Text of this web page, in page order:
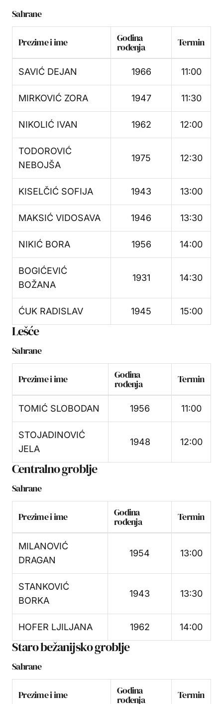
Sahrane
Prezime i ime Godina
rođenja Termin
SAVIĆ DEJAN 1966 11:00
MIRKOVIĆ ZORA 1947 11:30
NIKOLIĆ IVAN 1962 12:00
TODOROVIĆ
NEBOJŠA
1975 12:30
KISELČIĆ SOFIJA 1943 13:00
MAKSIĆ VIDOSAVA 1946 13:30
NIKIĆ BORA 1956 14:00
BOGIĆEVIĆ
BOŽANA
1931 14:30
ĆUK RADISLAV 1945 15:00
Lešće
Sahrane
Prezime i ime Godina
rođenja Termin
TOMIĆ SLOBODAN 1956 11:00
STOJADINOVIĆ
JELA
1948 12:00
Centralno groblje
Sahrane
Prezime i ime Godina
rođenja Termin
MILANOVIĆ
DRAGAN
1954 13:00
STANKOVIĆ
BORKA
1943 13:30
HOFER LJILJANA 1962 14:00
Staro bežanijsko groblje
Sahrane
Prezime i ime Godina
rođenja Termin